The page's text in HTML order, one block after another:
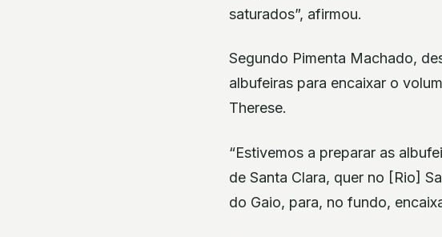
saturados”, afirmou.
Segundo Pimenta Machado,
albufeiras para encaixar o
Therese.
“Estivemos a preparar as
de Santa Clara, quer no [Rio]
do Gaio, para, no fundo,